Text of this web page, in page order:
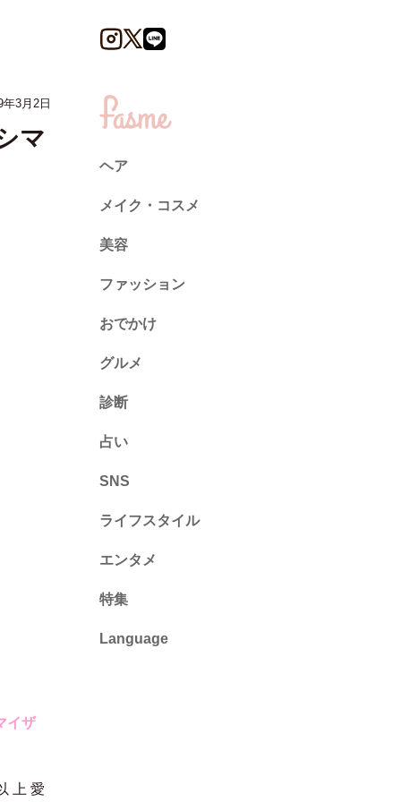
3月2日
マ
イザ
上 愛
ヘア
メイク・コスメ
美容
ファッション
トレンド
ネイル
おでかけ
グルメ
診断
診断
占い
心理テスト
SNS
ライフスタイル
推し活
カルチャー・暮らし
エンタメ
特集
Language